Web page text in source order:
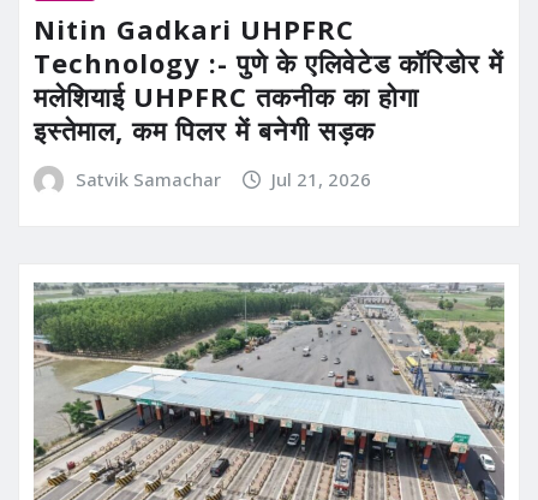
Nitin Gadkari UHPFRC
Technology :- पुणे के एलिवेटेड कॉरिडोर में
मलेशियाई UHPFRC तकनीक का होगा
इस्तेमाल, कम पिलर में बनेगी सड़क
Satvik Samachar Jul 21, 2026